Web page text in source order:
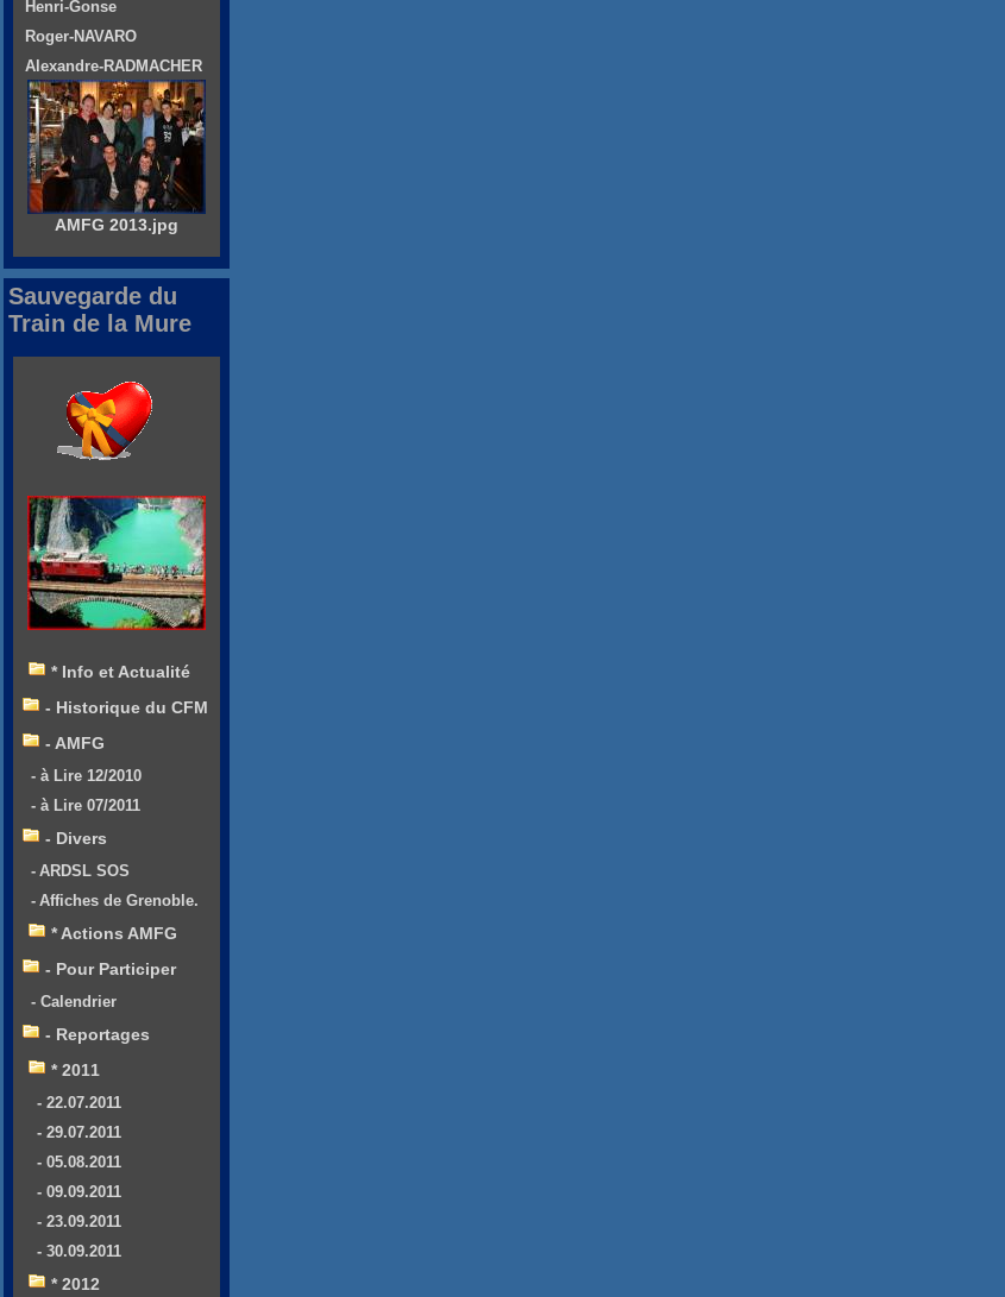
Henri-Gonse
Roger-NAVARO
Alexandre-RADMACHER
AMFG 2013.jpg
Sauvegarde du
Train de la Mure
* Info et Actualité
- Historique du CFM
- AMFG
- à Lire 12/2010
- à Lire 07/2011
- Divers
- ARDSL SOS
- Affiches de Grenoble.
* Actions AMFG
- Pour Participer
- Calendrier
- Reportages
* 2011
- 22.07.2011
- 29.07.2011
- 05.08.2011
- 09.09.2011
- 23.09.2011
- 30.09.2011
* 2012